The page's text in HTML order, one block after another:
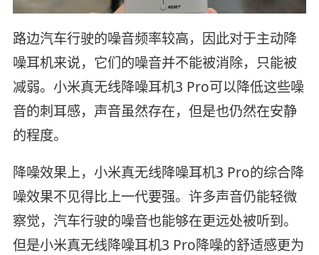
路边汽车行驶的噪音频率较高，因此对于主动降
噪耳机来说，它们的噪音并不能被消除，只能被
减弱。小米真无线降噪耳机3 Pro可以降低这些噪
音的刺耳感，声音虽然存在，但是也仍然在安静
的程度。
降噪效果上，小米真无线降噪耳机3 Pro的综合降
噪效果不见得比上一代要强。许多声音仍能轻微
察觉，汽车行驶的噪音也能够在更远处被听到。
但是小米真无线降噪耳机3 Pro降噪的舒适感更为